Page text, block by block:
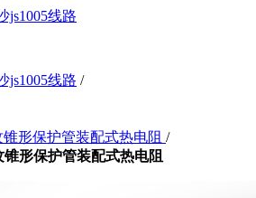
js1005线路
js1005线路 /
形保护管装配式热电阻 /
锥形保护管装配式热电阻